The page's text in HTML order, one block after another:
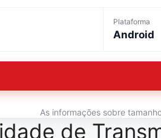
Plataforma
Android
As informações sobre
de